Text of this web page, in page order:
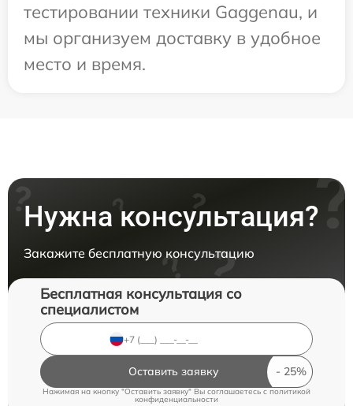
тестировании техники Gaggenau, и
мы организуем доставку в удобное
место и время.
Нужна консультация?
Закажите бесплатную консультацию
Бесплатная консультация со
специалистом
Оставить заявку
Нажимая на кнопку "Оставить заявку" Вы соглашаетесь c политикой
конфиденциальности